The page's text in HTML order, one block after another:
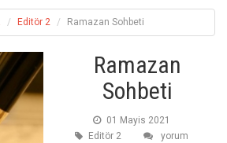
Editör 2 Ramazan Sohbeti
Ramazan
Sohbeti
01 Mayis 2021
Editör 2
yorum